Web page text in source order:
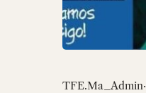
TFE.Ma_Admin·